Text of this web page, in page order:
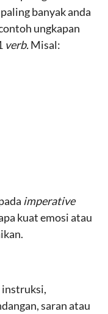
banyak anda
ungkapan
verb.Misal:
imperative
kuat emosi atau
instruksi,
saran atau